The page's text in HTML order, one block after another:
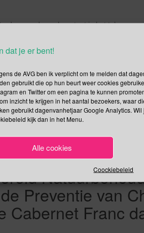
dat je er bent!
de AVG ben ik verplicht om te melden dat
gebruikt die op hun beurt weer cookies
en Twitter om een pagina te kunnen
inzicht te krijgen in het aantal bezoekers, waar
gebruikt dagenvanhetjaar Google Analytics.
kijk dan in het Menu.
Alle cookies
Coockiebeleid
van december staat in het teken van
Engelse term Spirit of the Game wordt
of the Game? Bij Ultimate wordt de […]
Sweater
Banken |
Preventie van
Cabernet Franc